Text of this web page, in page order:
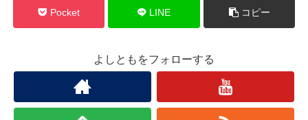
Pocket LINE コピー
よしともをフォローする